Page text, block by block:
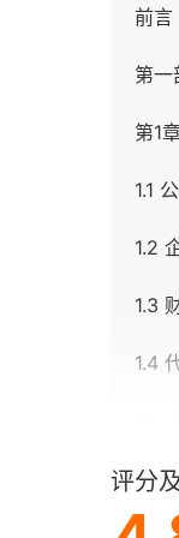
前言
第一
第1
1.1
1.2
1.3
1.4
概要
评分